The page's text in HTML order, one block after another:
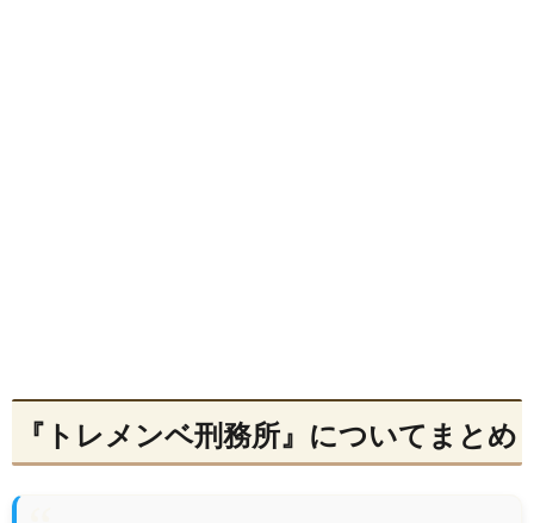
『トレメンベ刑務所』についてまとめ